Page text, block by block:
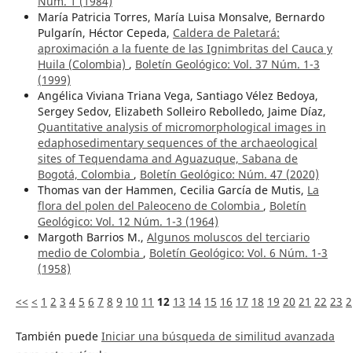
María Patricia Torres, María Luisa Monsalve, Bernardo
Pulgarín, Héctor Cepeda, Caldera de Paletará:
aproximación a la fuente de las Ignimbritas del Cauca y
Huila (Colombia) , Boletín Geológico: Vol. 37 Núm. 1-3
(1999)
Angélica Viviana Triana Vega, Santiago Vélez Bedoya,
Sergey Sedov, Elizabeth Solleiro Rebolledo, Jaime Díaz,
Quantitative analysis of micromorphological images in
edaphosedimentary sequences of the archaeological
sites of Tequendama and Aguazuque, Sabana de
Bogotá, Colombia , Boletín Geológico: Núm. 47 (2020)
Thomas van der Hammen, Cecilia García de Mutis, La
flora del polen del Paleoceno de Colombia , Boletín
Geológico: Vol. 12 Núm. 1-3 (1964)
Margoth Barrios M., Algunos moluscos del terciario
medio de Colombia , Boletín Geológico: Vol. 6 Núm. 1-3
(1958)
<< < 1 2 3 4 5 6 7 8 9 10 11 12 13 14 15 16 17 18 19 20 21 22 23
También puede Iniciar una búsqueda de similitud avanzada